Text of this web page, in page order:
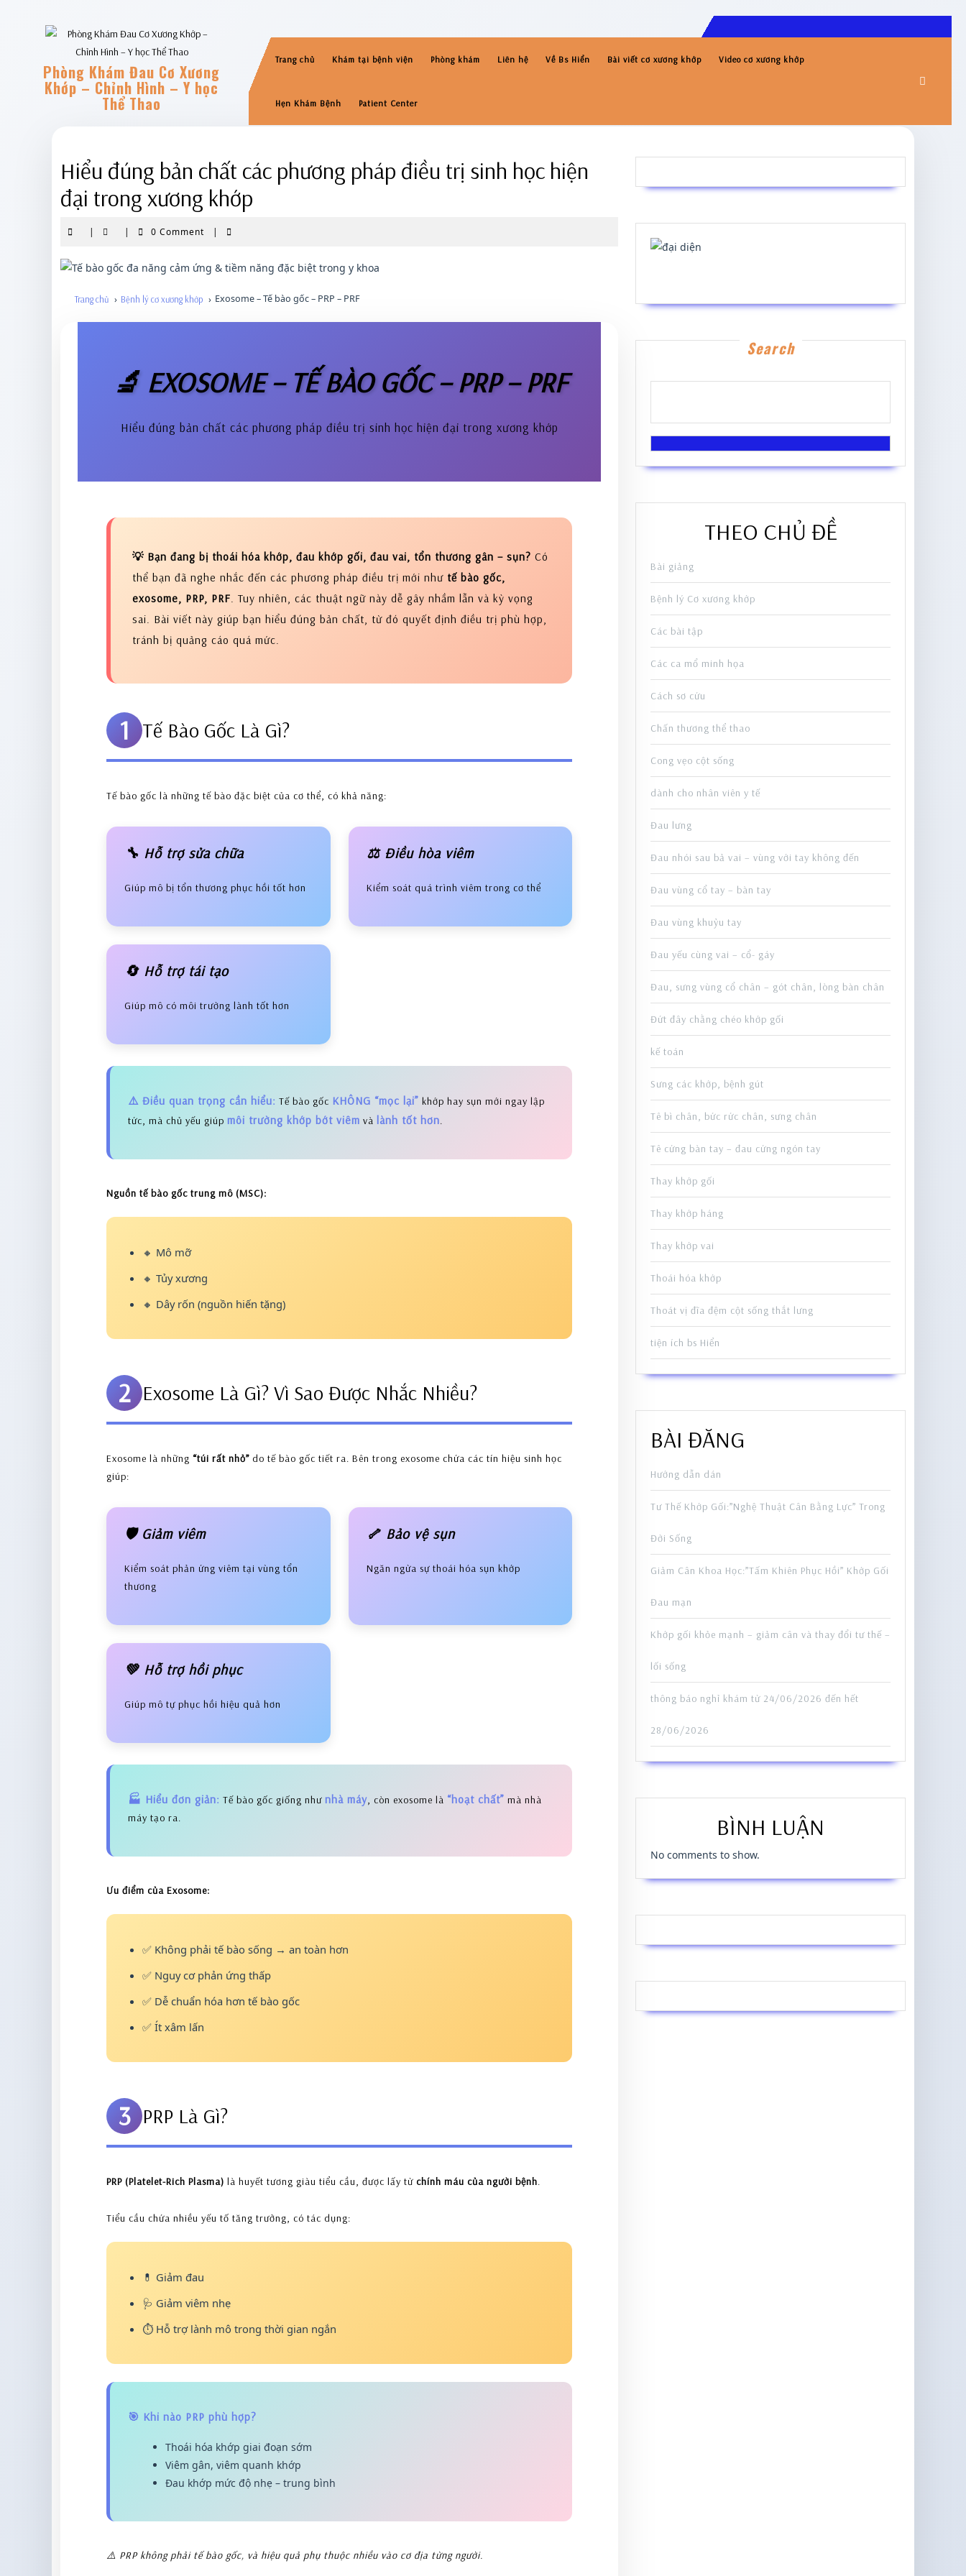
Phòng Khám Đau Cơ Xương
Khớp – Chỉnh Hình – Y học
Thể Thao
Trang chủ Khám tại bệnh viện Phòng khám Liên hệ Về Bs Hiển Bài viết cơ xương khớp Video cơ xương khớp
Hẹn Khám Bệnh Patient Center
Hiểu đúng bản chất các phương pháp điều trị sinh học hiện
đại trong xương khớp
| | 0 Comment |
Trang chủ › Bệnh lý cơ xương khớp › Exosome – Tế bào gốc – PRP – PRF
🔬 EXOSOME – TẾ BÀO GỐC – PRP – PRF
Hiểu đúng bản chất các phương pháp điều trị sinh học hiện đại trong xương khớp
💡 Bạn đang bị thoái hóa khớp, đau khớp gối, đau vai, tổn thương gân – sụn? Có
thể bạn đã nghe nhắc đến các phương pháp điều trị mới như tế bào gốc,
exosome, PRP, PRF . Tuy nhiên, các thuật ngữ này dễ gây nhầm lẫn và kỳ vọng
sai. Bài viết này giúp bạn hiểu đúng bản chất, từ đó quyết định điều trị phù hợp,
tránh bị quảng cáo quá mức.
1 Tế Bào Gốc Là Gì?
Tế bào gốc là những tế bào đặc biệt của cơ thể, có khả năng:
🔧 Hỗ trợ sửa chữa
Giúp mô bị tổn thương phục hồi tốt hơn
⚖️ Điều hòa viêm
Kiểm soát quá trình viêm trong cơ thể
🔄 Hỗ trợ tái tạo
Giúp mô có môi trường lành tốt hơn
⚠️ Điều quan trọng cần hiểu: Tế bào gốc KHÔNG “mọc lại” khớp hay sụn mới ngay lập
tức, mà chủ yếu giúp môi trường khớp bớt viêm và lành tốt hơn.
Nguồn tế bào gốc trung mô (MSC):
🔸 Mô mỡ
🔸 Tủy xương
🔸 Dây rốn (nguồn hiến tặng)
2 Exosome Là Gì? Vì Sao Được Nhắc Nhiều?
Exosome là những “túi rất nhỏ” do tế bào gốc tiết ra. Bên trong exosome chứa các tín hiệu sinh học
giúp:
🛡️ Giảm viêm
Kiểm soát phản ứng viêm tại vùng tổn
thương
🦴 Bảo vệ sụn
Ngăn ngừa sự thoái hóa sụn khớp
💚 Hỗ trợ hồi phục
Giúp mô tự phục hồi hiệu quả hơn
🏭 Hiểu đơn giản: Tế bào gốc giống như nhà máy, còn exosome là “hoạt chất” mà nhà
máy tạo ra.
Ưu điểm của Exosome:
✅ Không phải tế bào sống → an toàn hơn
✅ Nguy cơ phản ứng thấp
✅ Dễ chuẩn hóa hơn tế bào gốc
✅ Ít xâm lấn
3 PRP Là Gì?
PRP (Platelet-Rich Plasma) là huyết tương giàu tiểu cầu, được lấy từ chính máu của người bệnh.
Tiểu cầu chứa nhiều yếu tố tăng trưởng, có tác dụng:
💊 Giảm đau
🩺 Giảm viêm nhẹ
⏱️ Hỗ trợ lành mô trong thời gian ngắn
🎯 Khi nào PRP phù hợp?
Thoái hóa khớp giai đoạn sớm
Viêm gân, viêm quanh khớp
Đau khớp mức độ nhẹ – trung bình
⚠️ PRP không phải tế bào gốc, và hiệu quả phụ thuộc nhiều vào cơ địa từng người.
Search
THEO CHỦ ĐỀ
Bài giảng
Bệnh lý Cơ xương khớp
Các bài tập
Các ca mổ minh họa
Cách sơ cứu
Chấn thương thể thao
Cong vẹo cột sống
dành cho nhân viên y tế
Đau lưng
Đau nhói sau bả vai – vùng với tay không đến
Đau vùng cổ tay – bàn tay
Đau vùng khuỷu tay
Đau yếu cùng vai – cổ- gáy
Đau, sưng vùng cổ chân – gót chân, lòng bàn chân
Đứt đây chằng chéo khớp gối
kế toán
Sưng các khớp, bệnh gút
Tê bì chân, bức rức chân, sưng chân
Tê cứng bàn tay – đau cứng ngón tay
Thay khớp gối
Thay khớp háng
Thay khớp vai
Thoái hóa khớp
Thoát vị đĩa đệm cột sống thắt lưng
tiện ích bs Hiển
BÀI ĐĂNG
Hướng dẫn dán
Tư Thế Khớp Gối:”Nghệ Thuật Cân Bằng Lực” Trong
Đời Sống
Giảm Cân Khoa Học:”Tấm Khiên Phục Hồi” Khớp Gối
Đau mạn
Khớp gối khỏe mạnh – giảm cân và thay đổi tư thế –
lối sống
thông báo nghỉ khám từ 24/06/2026 đến hết
28/06/2026
BÌNH LUẬN
No comments to show.